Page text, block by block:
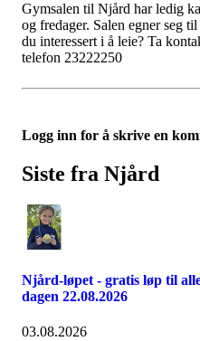
Gymsalen til Njård har ledig
og fredager. Salen egner seg
du interessert i å leie? Ta
telefon 23222250
Logg inn for å skrive en
Siste fra Njård
Njård-løpet - gratis løp til
dagen 22.08.2026
03.08.2026